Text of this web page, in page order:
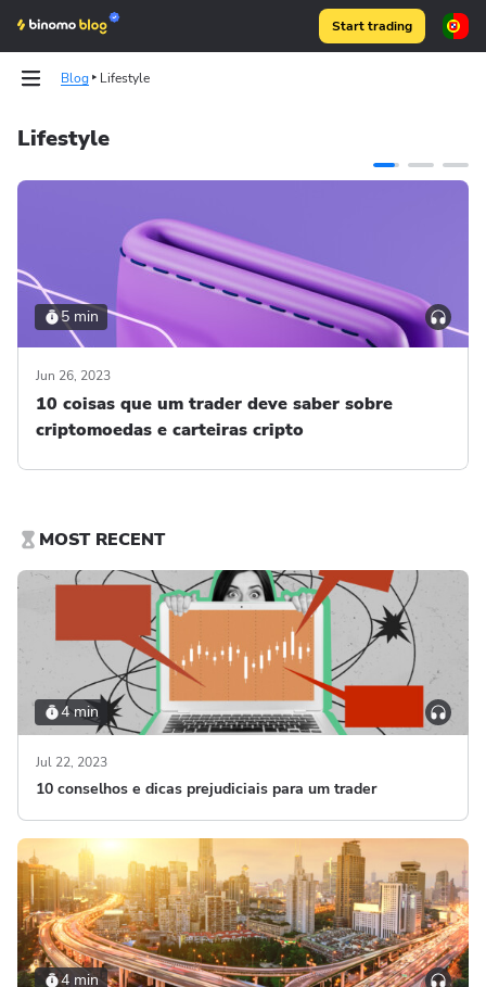
Start trading
Blog Lifestyle
Lifestyle
5 min
Jun 26, 2023
10 coisas que um trader deve saber sobre
criptomoedas e carteiras cripto
MOST RECENT
4 min
Jul 22, 2023
10 conselhos e dicas prejudiciais para um trader
4 min